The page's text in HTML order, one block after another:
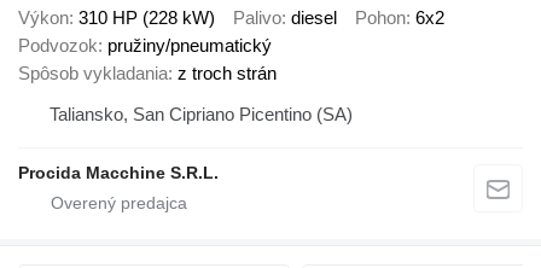
Výkon 310 HP (228 kW) Palivo diesel Pohon 6x2
Podvozok pružiny/pneumatický
Spôsob vykladania z troch strán
Taliansko, San Cipriano Picentino (SA)
Procida Macchine S.R.L.